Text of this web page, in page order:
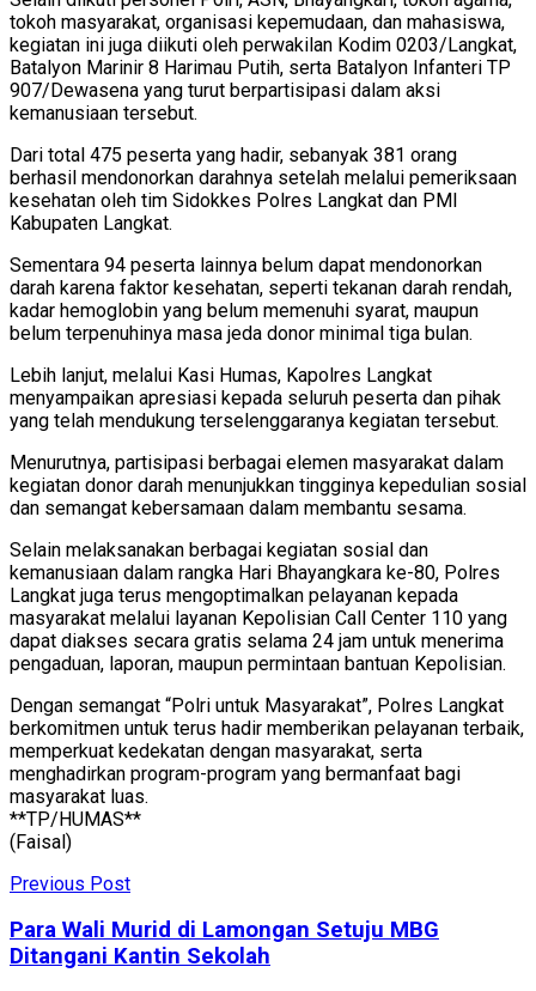
tokoh masyarakat, organisasi kepemudaan, dan mahasiswa,
kegiatan ini juga diikuti oleh perwakilan Kodim 0203/Langkat,
Batalyon Marinir 8 Harimau Putih, serta Batalyon Infanteri TP
907/Dewasena yang turut berpartisipasi dalam aksi
kemanusiaan tersebut.
Dari total 475 peserta yang hadir, sebanyak 381 orang
berhasil mendonorkan darahnya setelah melalui pemeriksaan
kesehatan oleh tim Sidokkes Polres Langkat dan PMI
Kabupaten Langkat.
Sementara 94 peserta lainnya belum dapat mendonorkan
darah karena faktor kesehatan, seperti tekanan darah rendah,
kadar hemoglobin yang belum memenuhi syarat, maupun
belum terpenuhinya masa jeda donor minimal tiga bulan.
Lebih lanjut, melalui Kasi Humas, Kapolres Langkat
menyampaikan apresiasi kepada seluruh peserta dan pihak
yang telah mendukung terselenggaranya kegiatan tersebut.
Menurutnya, partisipasi berbagai elemen masyarakat dalam
kegiatan donor darah menunjukkan tingginya kepedulian sosial
dan semangat kebersamaan dalam membantu sesama.
Selain melaksanakan berbagai kegiatan sosial dan
kemanusiaan dalam rangka Hari Bhayangkara ke-80, Polres
Langkat juga terus mengoptimalkan pelayanan kepada
masyarakat melalui layanan Kepolisian Call Center 110 yang
dapat diakses secara gratis selama 24 jam untuk menerima
pengaduan, laporan, maupun permintaan bantuan Kepolisian.
Dengan semangat “Polri untuk Masyarakat”, Polres Langkat
berkomitmen untuk terus hadir memberikan pelayanan terbaik,
memperkuat kedekatan dengan masyarakat, serta
menghadirkan program-program yang bermanfaat bagi
masyarakat luas.
**TP/HUMAS**
(Faisal)
Previous Post
Para Wali Murid di Lamongan Setuju MBG
Ditangani Kantin Sekolah